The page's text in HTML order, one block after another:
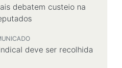
debatem custeio na
deve ser recolhida